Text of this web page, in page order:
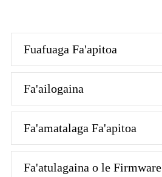
Fuafuaga Fa'apitoa
Fa'ailogaina
Fa'amatalaga Fa'apitoa
Fa'atulagaina o le Firmware